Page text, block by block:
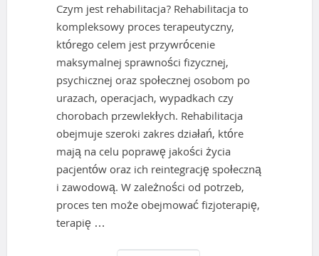
Czym jest rehabilitacja? Rehabilitacja to
kompleksowy proces terapeutyczny,
którego celem jest przywrócenie
maksymalnej sprawności fizycznej,
psychicznej oraz społecznej osobom po
urazach, operacjach, wypadkach czy
chorobach przewlekłych. Rehabilitacja
obejmuje szeroki zakres działań, które
mają na celu poprawę jakości życia
pacjentów oraz ich reintegrację społeczną
i zawodową. W zależności od potrzeb,
proces ten może obejmować fizjoterapię,
terapię …